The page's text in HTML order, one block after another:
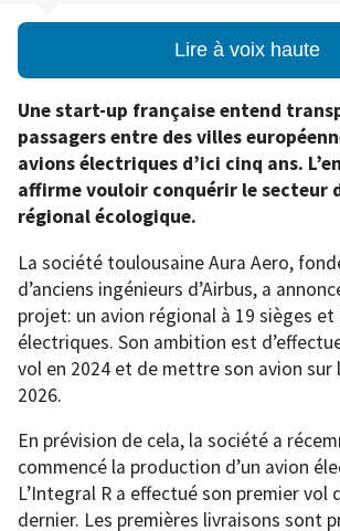
Lire à voix haute
Une start-up française entend
passagers entre des villes
avions électriques d’ici cinq ans.
affirme vouloir conquérir le secteur
régional écologique.
La société toulousaine Aura Aero,
d’anciens ingénieurs d’Airbus, a
projet: un avion régional à 19 sièges
électriques. Son ambition est
vol en 2024 et de mettre son avion sur
2026.
En prévision de cela, la société a
commencé la production d’un avion
L’Integral R a effectué son premier vol
dernier. Les premières livraisons sont